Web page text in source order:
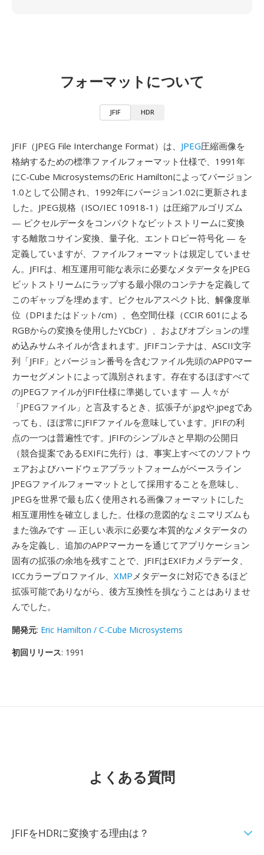
フォーマットについて
JFIF HDR
JFIF（JPEG File Interchange Format）は、 JPEG圧縮画像を
格納するための標準ファイルフォーマット仕様で、1991年
にC-Cube MicrosystemsのEric Hamiltonによってバージョン
1.0として公開され、1992年にバージョン1.02に更新されま
した。JPEG規格（ISO/IEC 10918-1）は圧縮アルゴリズム
— ピクセルデータをコンパクトなビットストリームに変換
する離散コサイン変換、量子化、エントロピー符号化 — を
定義していますが、ファイルフォーマットは規定していませ
ん。JFIFは、相互運用可能な表示に必要なメタデータをJPEG
ビットストリームにラップする最小限のコンテナを定義して
このギャップを埋めます。ピクセルアスペクト比、解像度単
位（DPIまたはドット/cm）、色空間仕様（CCIR 601による
RGBからの変換を使用したYCbCr）、およびオプションの埋
め込みサムネイルが含まれます。JFIFコンテナは、ASCII文字
列「JFIF」とバージョン番号を含むファイル先頭のAPP0マー
カーセグメントによって識別されます。存在するほぼすべて
のJPEGファイルがJFIF仕様に準拠しています — 人々が
「JPEGファイル」と言及するとき、拡張子が.jpgや.jpegであ
っても、ほぼ常にJFIFファイルを意味しています。JFIFの利
点の一つは普遍性です。JFIFのシンプルさと早期の公開日
（競合提案であるEXIFに先行）は、事実上すべてのソフトウ
ェアおよびハードウェアプラットフォームがベースライン
JPEGファイルフォーマットとして採用することを意味し、
JPEGを世界で最も広く使用される画像フォーマットにした
相互運用性を確立しました。仕様の意図的なミニマリズムも
また強みです — 正しい表示に必要な本質的なメタデータの
みを定義し、追加のAPPマーカーを通じてアプリケーション
固有の拡張の余地を残すことで、JFIFはEXIFカメラデータ、
ICCカラープロファイル、 XMPメタデータに対応できるほど
拡張可能でありながら、後方互換性を損なうことはありませ
んでした。
開発元: Eric Hamilton / C-Cube Microsystems
初回リリース: 1991
よくある質問
JFIFをHDRに変換する理由は？